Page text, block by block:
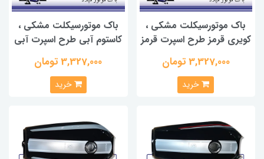
باک موتورسیکلت مشکی ،
کویری قرمز طرح اسپرت قرمز
3,327,000 تومان
خرید
باک موتورسیکلت مشکی ،
کاستوم آبی طرح اسپرت آبی
3,327,000 تومان
خرید